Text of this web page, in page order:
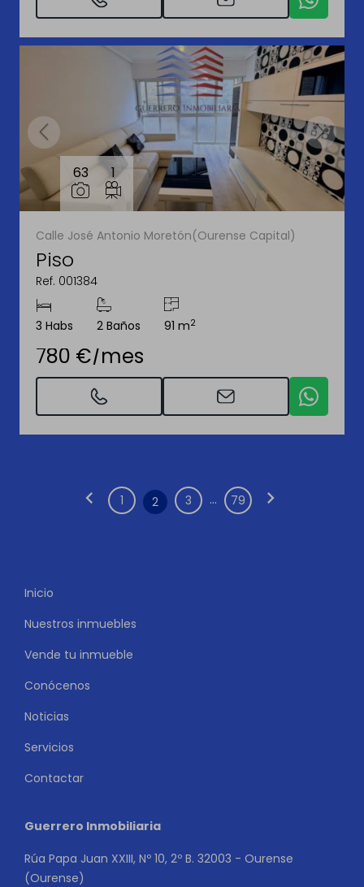
63 1
Calle José Antonio Moretón(Ourense Capital)
Piso
Ref. 001384
3 Habs 2 Baños 91 m2
780 €/mes
chevron_left 1 2 3 ... 79 chevron_right
Inicio
Nuestros inmuebles
Vende tu inmueble
Conócenos
Noticias
Servicios
Contactar
Guerrero Inmobiliaria
Rúa Papa Juan XXIII, Nº 10, 2º B. 32003 - Ourense
(Ourense)